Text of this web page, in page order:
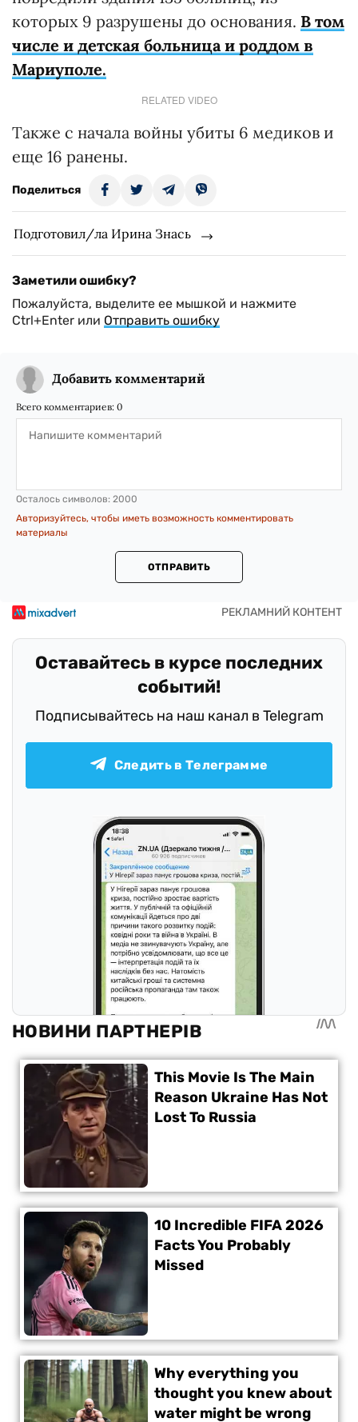
которых 9 разрушены до основания. В том
числе и детская больница и роддом в
Мариуполе.
RELATED VIDEO
Также с начала войны убиты 6 медиков и
еще 16 ранены.
Поделиться
Подготовил/ла Ирина Знась
Заметили ошибку?
Пожалуйста, выделите ее мышкой и нажмите
Ctrl+Enter или Отправить ошибку
Добавить комментарий
Всего комментариев: 0
Осталось символов: 2000
Авторизуйтесь, чтобы иметь возможность комментировать
материалы
ОТПРАВИТЬ
Оставайтесь в курсе последних
событий!
Подписывайтесь на наш канал в Telegram
Следить в Телеграмме